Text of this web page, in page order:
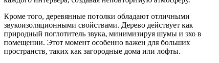
Кроме того, деревянные потолки обладают отличными
звукоизоляционными свойствами. Дерево действует как
природный поглотитель звука, минимизируя шумы и эхо в
помещении. Этот момент особенно важен для больших
пространств, таких как загородные дома или лофты.